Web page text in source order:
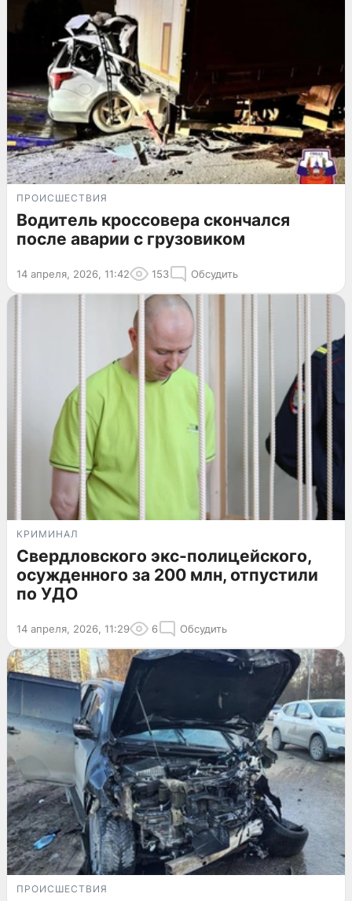
ПРОИСШЕСТВИЯ
Водитель кроссовера скончался
после аварии с грузовиком
14 апреля, 2026, 11:42 153 Обсудить
КРИМИНАЛ
Свердловского экс-полицейского,
осужденного за 200 млн, отпустили
по УДО
14 апреля, 2026, 11:29 6 Обсудить
ПРОИСШЕСТВИЯ